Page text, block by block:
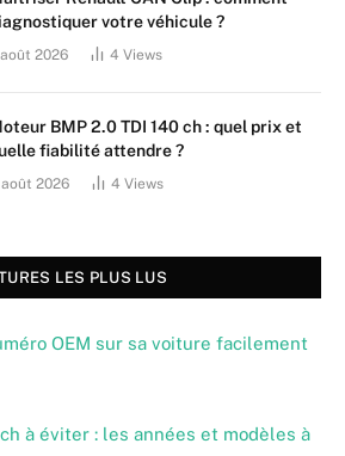
votre véhicule ?
2026 4 Views
BMP 2.0 TDI 140 ch : quel prix et
fiabilité attendre ?
2026 4 Views
LES PLUS LUS
OEM sur sa voiture facilement
à éviter : les années et modèles à